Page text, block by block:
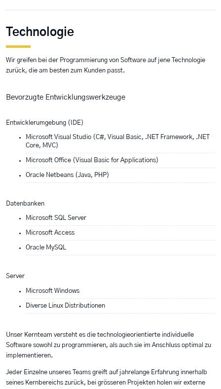
Technologie
Wir greifen bei der Programmierung von Software auf jene Technologie
zurück, die am besten zum Kunden passt.
Bevorzugte Entwicklungswerkzeuge
Entwicklerumgebung (IDE)
Microsoft Visual Studio (C#, Visual Basic, .NET Framework, .NET
Core, MVC)
Microsoft Office (Visual Basic for Applications)
Oracle Netbeans (Java, PHP)
Datenbanken
Microsoft SQL Server
Microsoft Access
Oracle MySQL
Server
Microsoft Windows
Diverse Linux Distributionen
Unser Kernteam versteht es die technologieorientierte individuelle
Software sowohl zu programmieren, als auch sie im Anschluss optimal zu
implementieren.
Jeder Einzelne unseres Teams greift auf jahrelange Erfahrung innerhalb
seines Kernbereichs zurück, bei grösseren Projekten holen wir externe